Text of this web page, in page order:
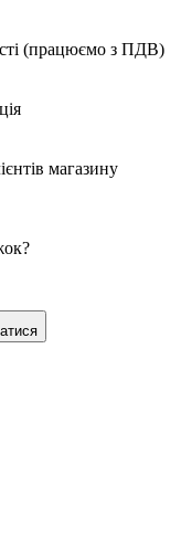
(працюємо з ПДВ)
магазину